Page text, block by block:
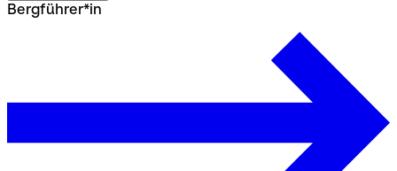
Bergführer*in